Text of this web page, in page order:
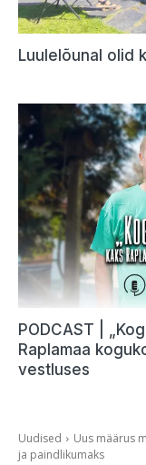
Luulelõunal olid
PODCAST |
Raplamaa
vestluses